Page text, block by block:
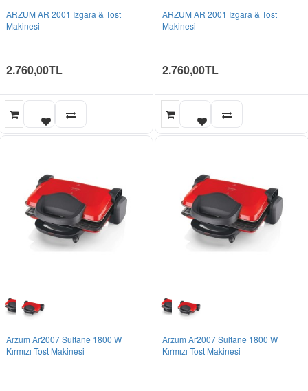
ARZUM AR 2001 Izgara & Tost
Makinesi
2.760,00TL
ARZUM AR 2001 Izgara & Tost
Makinesi
2.760,00TL
Arzum Ar2007 Sultane 1800 W
Kırmızı Tost Makinesi
Arzum Ar2007 Sultane 1800 W
Kırmızı Tost Makinesi